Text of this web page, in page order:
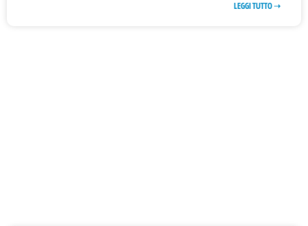
LEGGI TUTTO ➝